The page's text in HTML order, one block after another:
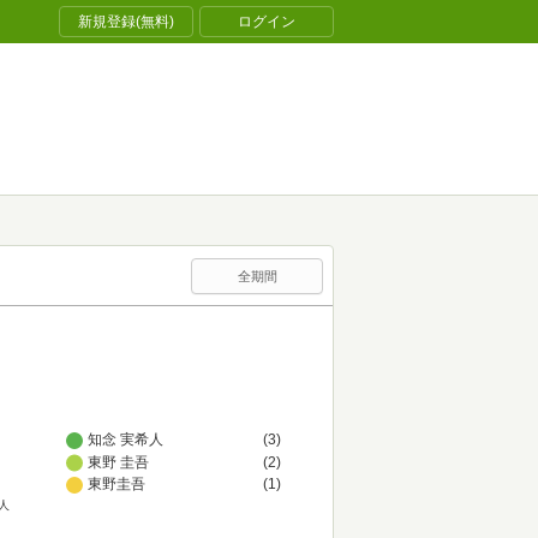
新規登録(無料) ログイン
全期間
知念 実希人
(3)
東野 圭吾
(2)
東野圭吾
(1)